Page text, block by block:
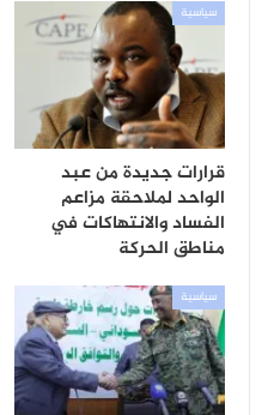
سياسية
قرارات جديدة من عبد
الواحد لملاحقة مزاعم
الفساد والانتهاكات في
مناطق الحركة
سياسية